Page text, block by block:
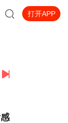
打开APP